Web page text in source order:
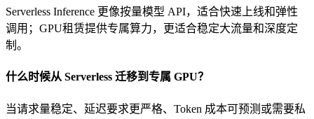
Serverless Inference 更像按量模型 API，适合快速上线和弹性
调用；GPU租赁提供专属算力，更适合稳定大流量和深度定
制。
什么时候从 Serverless 迁移到专属 GPU？
当请求量稳定、延迟要求更严格、Token 成本可预测或需要私